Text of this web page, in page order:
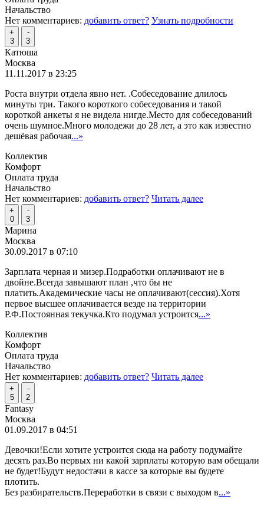
Начальство
Нет комментариев: добавить ответ? Узнать подробности
+
3
-
3
Катюша
Москва
11.11.2017 в 23:25
Роста внутри отдела явно нет. .Собеседование длилось
минуты три. Такого короткого собеседования и такой
короткой анкеты я не видела нигде.Место для собеседований
очень шумное.Много молодежи до 28 лет, а это как известно
дешёвая рабочая...»
Коллектив
Комфорт
Оплата труда
Начальство
Нет комментариев: добавить ответ? Читать далее
+
0
-
3
Марина
Москва
30.09.2017 в 07:10
Зарплата черная и мизер.Подработки оплачивают не в
двойне.Всегда завышают план ,что бы не
платить.Академические часы не оплачивают(сессия).Хотя
первое высшее оплачивается везде на территории
Р.Ф.Постоянная текучка.Кто подумал устроится...»
Коллектив
Комфорт
Оплата труда
Начальство
Нет комментариев: добавить ответ? Читать далее
+
5
-
2
Fantasy
Москва
01.09.2017 в 04:51
Девочки!Если хотите устроится сюда на работу подумайте
десять раз.Во первых ни какой зарплаты которую вам обещали
не будет!Будут недостачи в кассе за которые вы будете
плотить.
Без разбирательств.Переработки в связи с выходом в...»